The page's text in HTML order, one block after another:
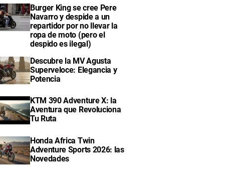
Burger King se cree Pere
Navarro y despide a un
repartidor por no llevar la
ropa de moto (pero el
despido es ilegal)
Descubre la MV Agusta
Superveloce: Elegancia y
Potencia
KTM 390 Adventure X: la
Aventura que Revoluciona
Tu Ruta
Honda Africa Twin
Adventure Sports 2026: las
Novedades